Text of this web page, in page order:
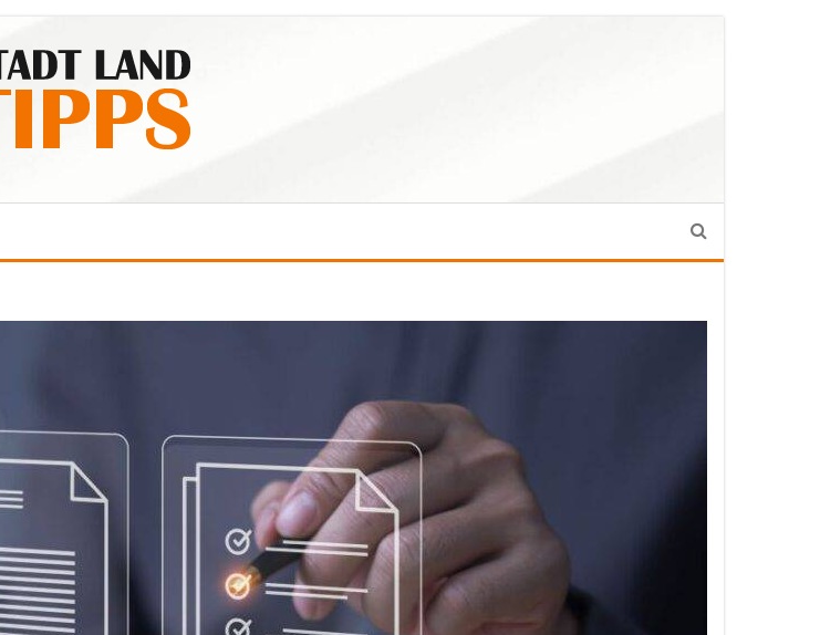
Tipps
für Stadt